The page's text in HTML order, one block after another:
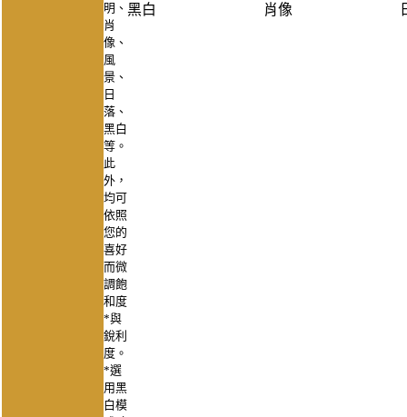
明、
肖
像、
風
景、
日
落、
黑白
等。
此
外，
均可
依照
您的
喜好
而微
調飽
和度
*與
銳利
度。
*選
用黑
白模
黑白 肖像